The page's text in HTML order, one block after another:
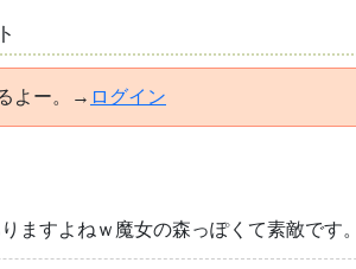
よー。→ ログイン
ますよねｗ魔女の森っぽくて素敵です。